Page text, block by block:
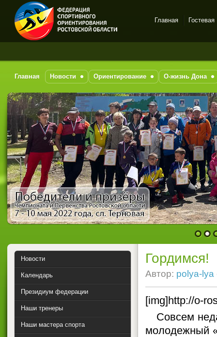
Спортивное
на-Дону
Главная Гостевая
Главная Новости Ориентирование О-жизнь Дона
1 2
Гордимся!
Автор: polya-lya
[img]http://o-
Совсем
молодежный
Новости
Календарь
Президиум федерации
Наши тренеры
Наши мастера спорта